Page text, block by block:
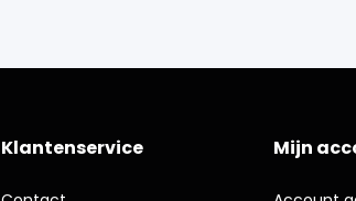
Klantenservice Mijn